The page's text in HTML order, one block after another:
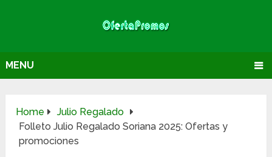
MENU
Home
Julio Regalado
Folleto Julio Regalado Soriana 2025: Ofertas y
promociones